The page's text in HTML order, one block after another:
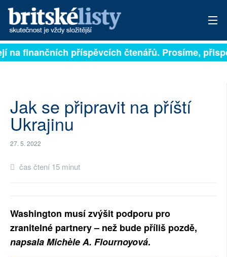
PŘIHLÁSIT
ARCHIV
ROZHOVORY
TÉMATA
NEJČTENĚJŠÍ ZA 7 DNÍ
PŘÍSPĚVKY NA PROVOZ
SOCIÁLNÍ SÍTĚ
finančních příspěvcích čtenářů. Prosíme,
Jak se připravit na příští
Ukrajinu
27. 5. 2022
čas čtení 15 minut
Washington musí zvýšit podporu pro
zranitelné partnery – než bude příliš pozdě,
napsala Michèle A. Flournoyová.